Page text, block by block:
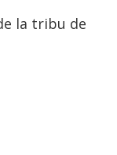
la tribu de